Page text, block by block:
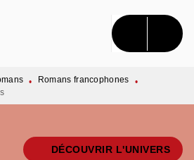
CONTENU
• Romans francophones
•
DÉCOUVRIR L'UNIVERS